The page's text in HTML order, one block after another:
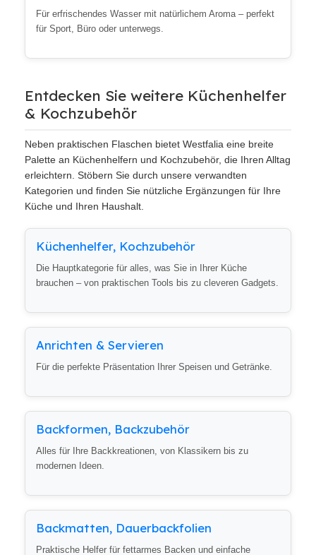
Für erfrischendes Wasser mit natürlichem Aroma – perfekt
für Sport, Büro oder unterwegs.
Entdecken Sie weitere Küchenhelfer
& Kochzubehör
Neben praktischen Flaschen bietet Westfalia eine breite
Palette an Küchenhelfern und Kochzubehör, die Ihren Alltag
erleichtern. Stöbern Sie durch unsere verwandten
Kategorien und finden Sie nützliche Ergänzungen für Ihre
Küche und Ihren Haushalt.
Küchenhelfer, Kochzubehör
Die Hauptkategorie für alles, was Sie in Ihrer Küche
brauchen – von praktischen Tools bis zu cleveren Gadgets.
Anrichten & Servieren
Für die perfekte Präsentation Ihrer Speisen und Getränke.
Backformen, Backzubehör
Alles für Ihre Backkreationen, von Klassikern bis zu
modernen Ideen.
Backmatten, Dauerbackfolien
Praktische Helfer für fettarmes Backen und einfache